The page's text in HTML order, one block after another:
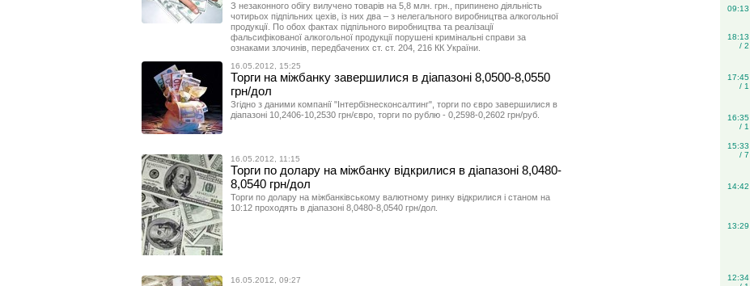
З незаконного обігу вилучено товарів на 5,8 млн. грн., припинено діяльність
чотирьох підпільних цехів, із них два – з нелегального виробництва алкогольної
продукції. По обох фактах підпільного виробництва та реалізації
фальсифікованої алкогольної продукції порушені кримінальні справи за
ознаками злочинів, передбачених ст. ст. 204, 216 КК України.
16.05.2012, 15:25
Торги на міжбанку завершилися в діапазоні 8,0500-8,0550
грн/дол
Згідно з даними компанії "Інтербізнесконсалтинг", торги по євро завершилися в
діапазоні 10,2406-10,2530 грн/євро, торги по рублю - 0,2598-0,2602 грн/руб.
16.05.2012, 11:15
Торги по долару на міжбанку відкрилися в діапазоні 8,0480-
8,0540 грн/дол
Торги по долару на міжбанківському валютному ринку відкрилися і станом на
10:12 проходять в діапазоні 8,0480-8,0540 грн/дол.
16.05.2012, 09:27
09:13
18:13
/ 2
17:45
/ 1
16:35
/ 1
15:33
/ 7
14:42
13:29
12:34